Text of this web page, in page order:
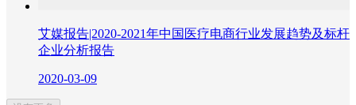
艾媒报告|2020-2021年中国医疗电商行业发展趋势及标杆
企业分析报告
2020-03-09